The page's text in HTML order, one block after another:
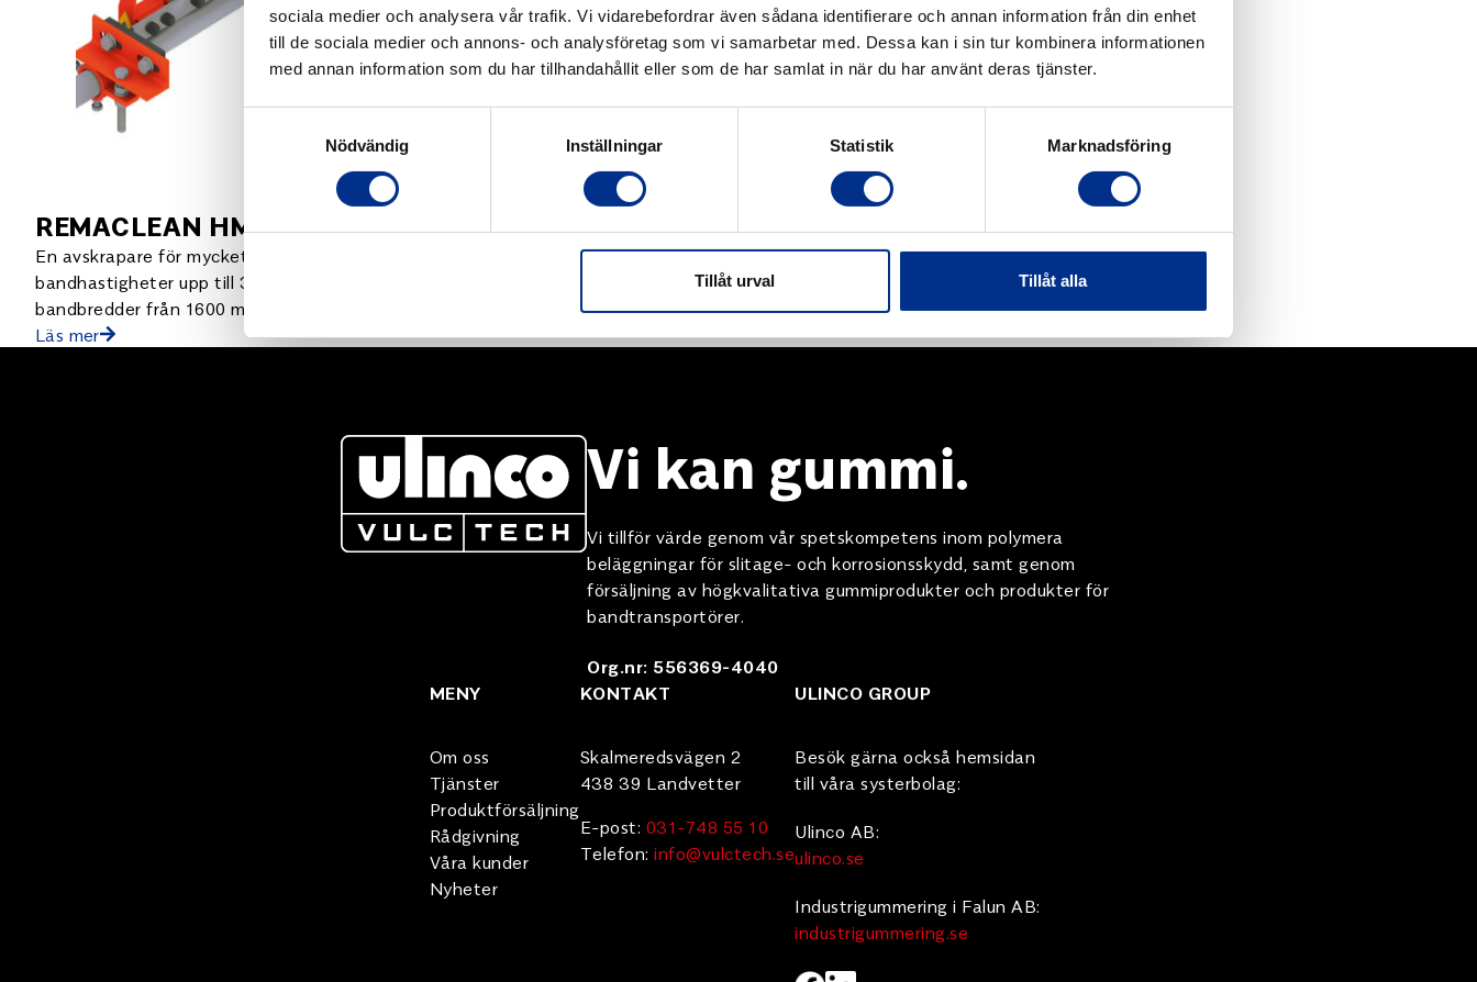
sociala medier och analysera vår trafik. Vi vidarebefordrar även sådana identifierare och annan information från din enhet
till de sociala medier och annons- och analysföretag som vi samarbetar med. Dessa kan i sin tur kombinera informationen
med annan information som du har tillhandahållit eller som de har samlat in när du har använt deras tjänster.
Nödvändig
Inställningar Statistik Marknadsföring
Tillåt urval Tillåt alla
REMACLEAN HM-F2
En avskrapare för mycket effektiv rengöring på
bandhastigheter upp till 3m/s (2,5 m/s för
bandbredder från 1600 mm och uppåt).
Läs mer
Vi kan gummi.
Vi tillför värde genom vår spetskompetens inom polymera
beläggningar för slitage- och korrosionsskydd, samt genom
försäljning av högkvalitativa gummiprodukter och produkter för
bandtransportörer.
Org.nr: 556369-4040
MENY
Om oss
Tjänster
Produktförsäljning
Rådgivning
Våra kunder
Nyheter
KONTAKT
Skalmeredsvägen 2
438 39 Landvetter
E-post: 031-748 55 10
Telefon:info@vulctech.se
ULINCO GROUP
Besök gärna också hemsidan
till våra systerbolag:
Ulinco AB:
ulinco.se
Industrigummering i Falun AB:
industrigummering.se